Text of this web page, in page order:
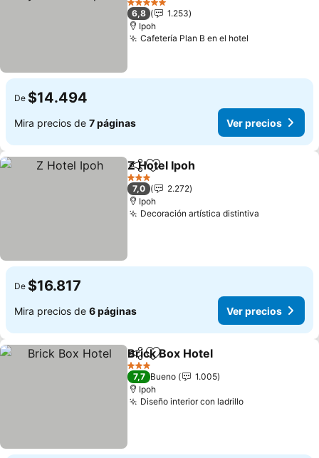
5 Estrellas
6,8
1.253
Ipoh
Cafetería Plan B en el hotel
De $14.494
Mira precios de 7 páginas Ver precios
CompartirAgregar a favoritos
Z Hotel Ipoh
3 Estrellas
7,0
2.272
Ipoh
Decoración artística distintiva
De $16.817
Mira precios de 6 páginas Ver precios
CompartirAgregar a favoritos
Brick Box Hotel
3 Estrellas
7,7 Bueno
1.005
Ipoh
Diseño interior con ladrillo